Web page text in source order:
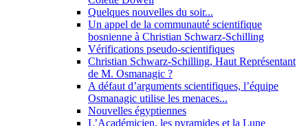
Quelques nouvelles du soir...
Un appel de la communauté scientifique
bosnienne à Christian Schwarz-Schilling
Vérifications pseudo-scientifiques
Christian Schwarz-Schilling, Haut Représentant
de M. Osmanagic ?
A défaut d’arguments scientifiques, l’équipe
Osmanagic utilise les menaces...
Nouvelles égyptiennes
L’Académicien, les pyramides et la Lune